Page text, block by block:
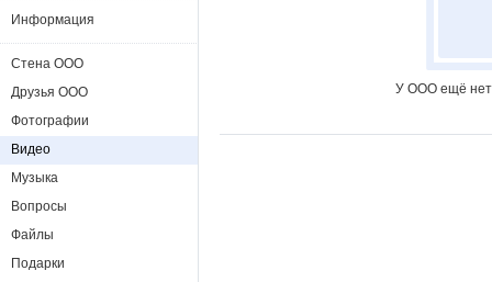
У ООО ещё нет
Информация
Стена ООО
Друзья ООО
Фотографии
Видео
Музыка
Вопросы
Файлы
Подарки